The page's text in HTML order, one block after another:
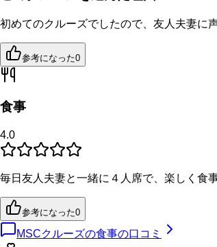
初めてのクルーズでしたので、友人夫妻に
参考になった0
食事
4.0
毎日友人夫妻と一緒に４人席で、楽しく食
参考になった0
MSCクルーズの食事の口コミ